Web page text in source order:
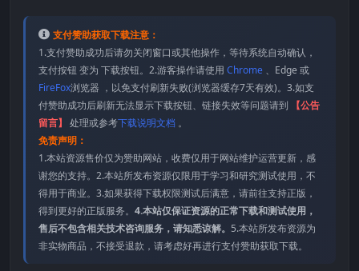
支付赞助获取下载注意：
1.支付赞助成功后请勿关闭窗口或其他操作，等待系统自动确认，
支付按钮 变为 下载按钮。2.游客操作请使用 Chrome 、Edge 或
FireFox浏览器 ，以免支付刷新失败(浏览器缓存7天有效)。3.如支
付赞助成功后刷新无法显示下载按钮、链接失效等问题请到
【公告
留言】 处理或参考下载说明文档 。
免责声明：
1.本站资源售价仅为赞助网站，收费仅用于网站维护运营更新，感
谢您的支持。2.本站所发布资源仅限用于学习和研究测试使用，不
得用于商业。3.如果获得下载权限测试后满意，请前往支持正版，
得到更好的正版服务。 4.本站仅保证资源的正常下载和测试使用，
售后不包含相关技术咨询服务，请知悉谅解。 5.本站所发布资源为
非实物商品，不接受退款，请考虑好再进行支付赞助获取下载。